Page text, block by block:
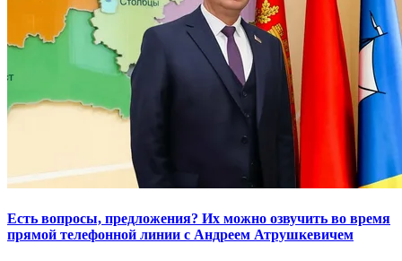
Есть вопросы, предложения? Их можно озвучить во время
прямой телефонной линии с Андреем Атрушкевичем